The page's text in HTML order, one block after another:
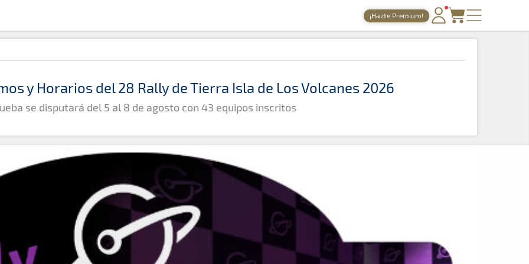
¡Hazte Premium!
PORTADA
TIEMPOS ONLINE
GALERÍAS
y Horarios del 28 Rally de Tierra Isla de Los Volcanes 2026
se disputará del 5 al 8 de agosto con 43 equipos inscritos